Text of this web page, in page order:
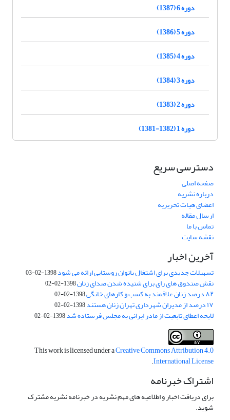
دوره 6 (1387)
دوره 5 (1386)
دوره 4 (1385)
دوره 3 (1384)
دوره 2 (1383)
دوره 1 (1382-1381)
دسترسی سریع
صفحه اصلی
درباره نشریه
اعضای هیات تحریریه
ارسال مقاله
تماس با ما
نقشه سایت
آخرین اخبار
تسهیلات جدیدی برای اشتغال بانوان روستایی ارائه می شود1398-02-03
نقش صندوق های رای برای شنیده شدن صدای زنان1398-02-02
۸۲ درصد زنان علاقمند به کسب و کارهای خانگی 1398-02-02
۱۷ درصد از مدیران شهرداری تهران زنان هستند 1398-02-02
لایحه اعطای تابعیت از مادر ایرانی به مجلس فرستاده شد1398-02-02
This work is licensed under aCreative Commons Attribution 4.0
International License
.
اشتراک خبرنامه
برای دریافت اخبار و اطلاعیه های مهم نشریه در خبرنامه نشریه مشترک
شوید.